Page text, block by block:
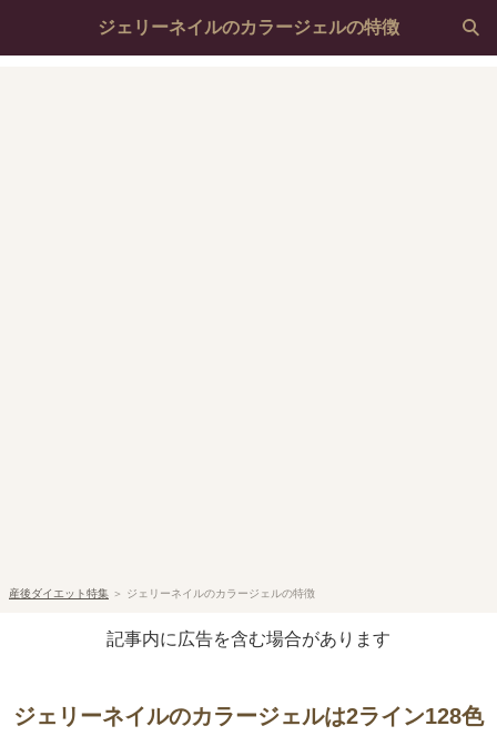
ジェリーネイルのカラージェルの特徴
産後ダイエット特集 ＞ ジェリーネイルのカラージェルの特徴
記事内に広告を含む場合があります
ジェリーネイルのカラージェルは2ライン128色